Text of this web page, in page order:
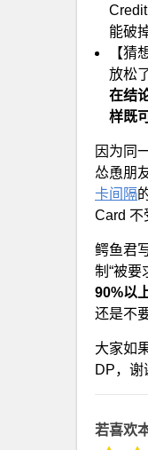
能破
【猜
放松
在结
样既
因为同
怂恿朋
卡间隔
Card 不
鳄鱼君
制“被要
90%以
还是不
大家如
DP，谢
若喜欢